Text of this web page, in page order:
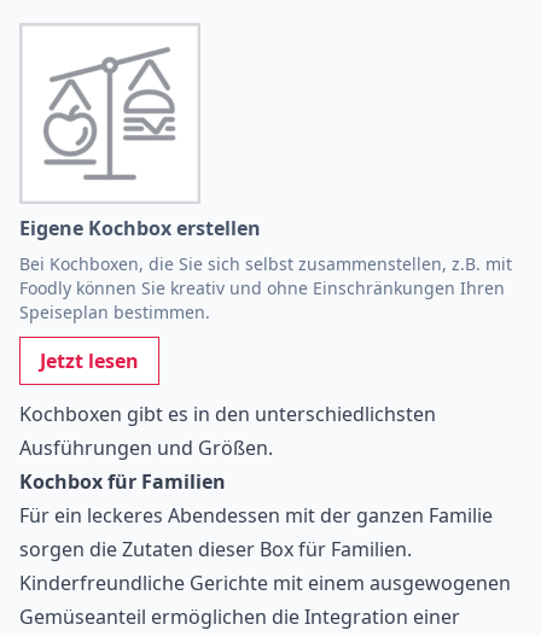
Eigene Kochbox erstellen
Bei Kochboxen, die Sie sich selbst zusammenstellen, z.B. mit
Foodly können Sie kreativ und ohne Einschränkungen Ihren
Speiseplan bestimmen.
Jetzt lesen
Kochboxen gibt es in den unterschiedlichsten
Ausführungen und Größen.
Kochbox für Familien
Für ein leckeres Abendessen mit der ganzen Familie
sorgen die Zutaten dieser Box für Familien.
Kinderfreundliche Gerichte mit einem ausgewogenen
Gemüseanteil ermöglichen die Integration einer